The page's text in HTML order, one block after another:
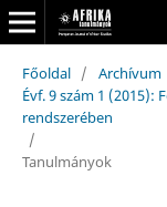
Főoldal / Archívum
Évf. 9 szám 1 (2015):
rendszerében
/
Tanulmányok